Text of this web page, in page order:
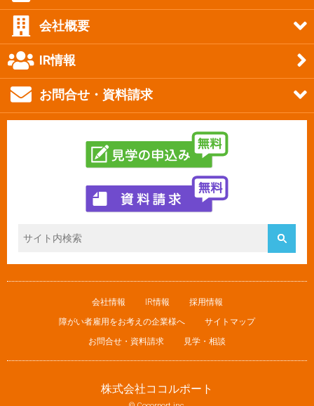
会社概要
IR情報
お問合せ・資料請求
会社情報 IR情報
採用情報
障がい者雇用をお考えの企業様へ
サイトマップ
お問合せ・資料請求
見学・相談
株式会社ココルポート